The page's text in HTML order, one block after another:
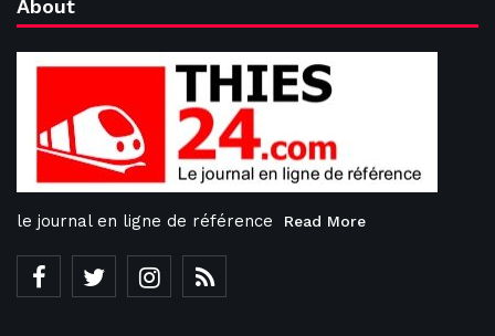
About
le journal en ligne de référence Read More